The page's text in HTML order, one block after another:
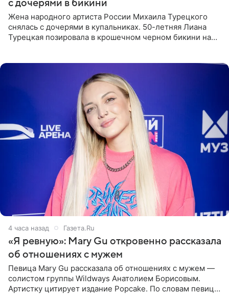
с дочерями в бикини
Жена народного артиста России Михаила Турецкого
снялась с дочерями в купальниках. 50-летняя Лиана
Турецкая позировала в крошечном черном бикини на
4 часа назад Газета.Ru
«Я ревную»: Mary Gu откровенно рассказала
об отношениях с мужем
Певица Mary Gu рассказала об отношениях с мужем —
солистом группы Wildways Анатолием Борисовым.
Артистку цитирует издание Popcake. По словам певицы,